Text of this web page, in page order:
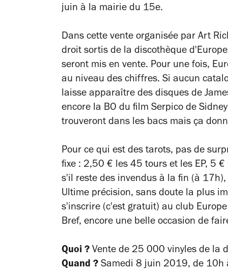
juin à la mairie du 15e.
Dans cette vente organisée par Art
droit sortis de la discothèque
seront mis en vente. Pour une fois,
au niveau des chiffres. Si aucun
laisse apparaître des disques de
encore la BO du film Serpico de
trouveront dans les bacs mais ça
Pour ce qui est des tarots, pas de
fixe : 2,50 € les 45 tours et les EP, 5
s'il reste des invendus à la fin (à
Ultime précision, sans doute la plus
s'inscrire (c'est gratuit) au club
Bref, encore une belle occasion de
Quoi ? Vente de 25 000 vinyles de la
Quand ? Samedi 8 juin 2019, de 10h